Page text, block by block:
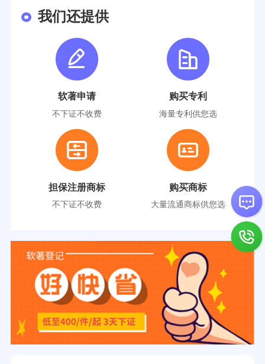
我们还提供
软著申请
不下证不收费
购买专利
海量专利供您选
担保注册商标
不下证不收费
购买商标
大量流通商标供您选